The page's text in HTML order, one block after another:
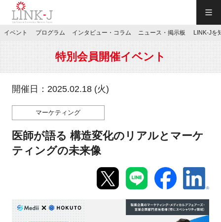
JP／EN
特別会員専用メニュー
施設ご予約
マイページ
イベント プログラム インタビュー・コラム ニュース・掲示板 LINK-Jを
特別会員開催イベント
開催日：2025.02.18 (火)
マーケティング
医師が語る 構造変化のリアルとマーケ
ティングの未来像